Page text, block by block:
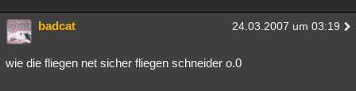
Übersichten
badcat 24.03.2007 um 03:19
wie die fliegen net sicher fliegen schneider o.0